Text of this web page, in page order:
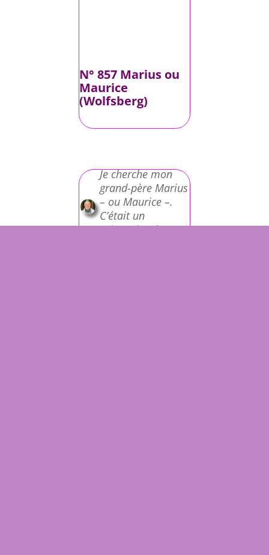
N° 857 Marius ou
Maurice
(Wolfsberg)
Je cherche mon
grand-père Marius
– ou Maurice –.
C’était un
prisonnier de